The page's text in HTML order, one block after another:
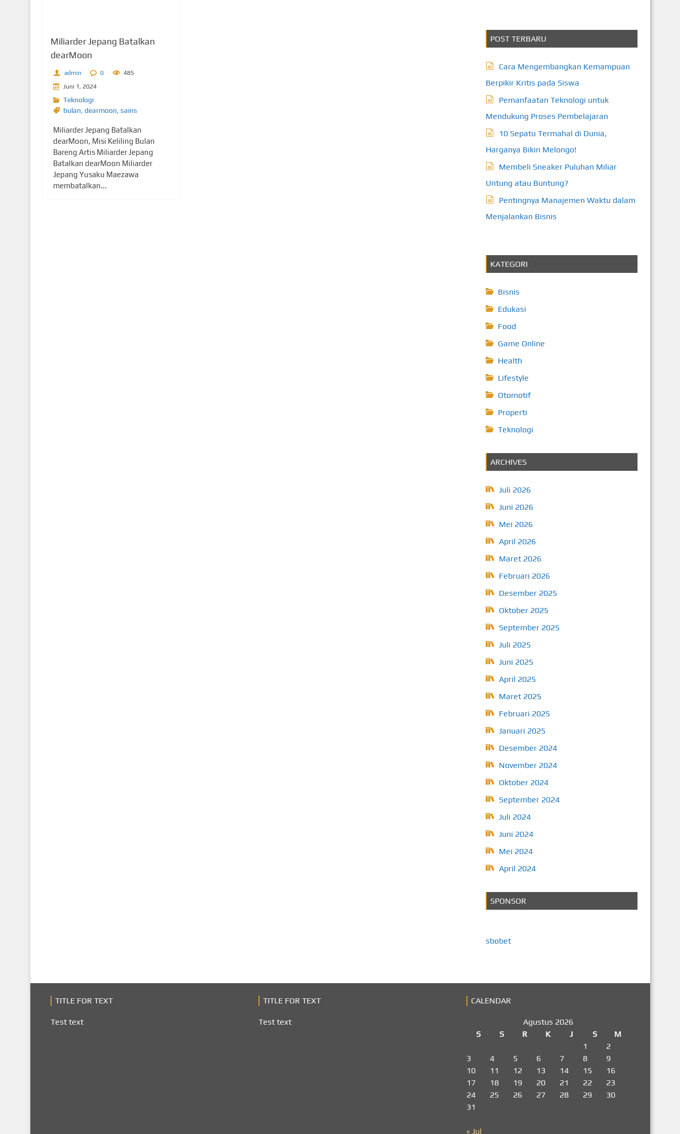
Miliarder Jepang Batalkan
dearMoon
admin 0
485
Juni 1, 2024
Teknologi
bulan dearmoon sains
Miliarder Jepang Batalkan
dearMoon, Misi Keliling Bulan
Bareng Artis Miliarder Jepang
Batalkan dearMoon Miliarder
Jepang Yusaku Maezawa
membatalkan...
POST TERBARU
Cara Mengembangkan Kemampuan
Berpikir Kritis pada Siswa
Pemanfaatan Teknologi untuk
Mendukung Proses Pembelajaran
10 Sepatu Termahal di Dunia,
Harganya Bikin Melongo!
Membeli Sneaker Puluhan Miliar
Untung atau Buntung?
Pentingnya Manajemen Waktu dalam
Menjalankan Bisnis
KATEGORI
Bisnis
Edukasi
Food
Game Online
Health
Lifestyle
Otomotif
Properti
Teknologi
ARCHIVES
Juli 2026
Juni 2026
Mei 2026
April 2026
Maret 2026
Februari 2026
Desember 2025
Oktober 2025
September 2025
Juli 2025
Juni 2025
April 2025
Maret 2025
Februari 2025
Januari 2025
Desember 2024
November 2024
Oktober 2024
September 2024
Juli 2024
Juni 2024
Mei 2024
April 2024
SPONSOR
sbobet
TITLE FOR TEXT
Test text
TITLE FOR TEXT
Test text
CALENDAR
Agustus 2026
S
S R K J S
M
1
2
3
4 5 6 7 8
9
10
11 12 13 14 15
16
17
18 19 20 21 22
23
24
25 26 27 28 29
30
31
« Jul